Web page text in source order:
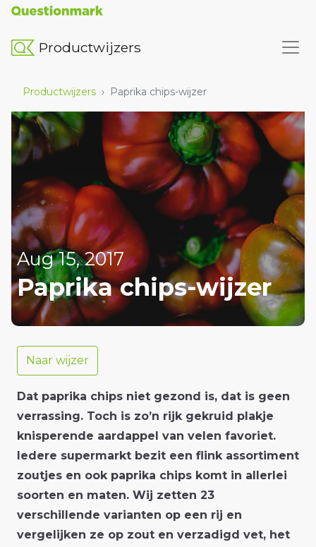
Productwijzers
Productwijzers › Paprika chips-wijzer
Aug 15, 2017
Paprika chips-wijzer
Naar wijzer
Dat paprika chips niet gezond is, dat is geen
verrassing. Toch is zo’n rijk gekruid plakje
knisperende aardappel van velen favoriet.
Iedere supermarkt bezit een flink assortiment
zoutjes en ook paprika chips komt in allerlei
soorten en maten. Wij zetten 23
verschillende varianten op een rij en
vergelijken ze op zout en verzadigd vet, het